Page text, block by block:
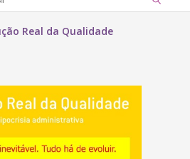
Real da Qualidade